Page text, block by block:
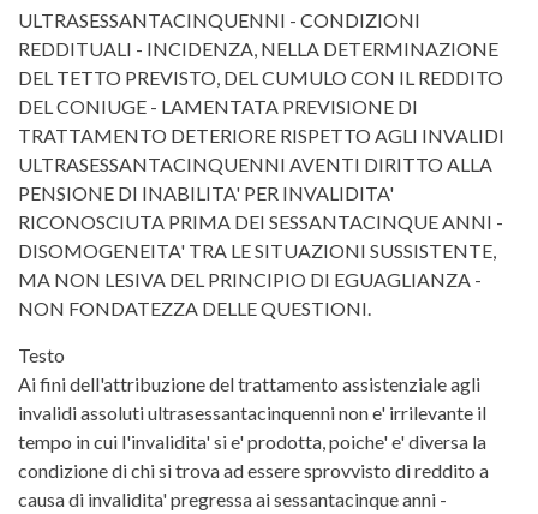
ULTRASESSANTACINQUENNI - CONDIZIONI
REDDITUALI - INCIDENZA, NELLA DETERMINAZIONE
DEL TETTO PREVISTO, DEL CUMULO CON IL REDDITO
DEL CONIUGE - LAMENTATA PREVISIONE DI
TRATTAMENTO DETERIORE RISPETTO AGLI INVALIDI
ULTRASESSANTACINQUENNI AVENTI DIRITTO ALLA
PENSIONE DI INABILITA' PER INVALIDITA'
RICONOSCIUTA PRIMA DEI SESSANTACINQUE ANNI -
DISOMOGENEITA' TRA LE SITUAZIONI SUSSISTENTE,
MA NON LESIVA DEL PRINCIPIO DI EGUAGLIANZA -
NON FONDATEZZA DELLE QUESTIONI.
Testo
Ai fini dell'attribuzione del trattamento assistenziale agli
invalidi assoluti ultrasessantacinquenni non e' irrilevante il
tempo in cui l'invalidita' si e' prodotta, poiche' e' diversa la
condizione di chi si trova ad essere sprovvisto di reddito a
causa di invalidita' pregressa ai sessantacinque anni -